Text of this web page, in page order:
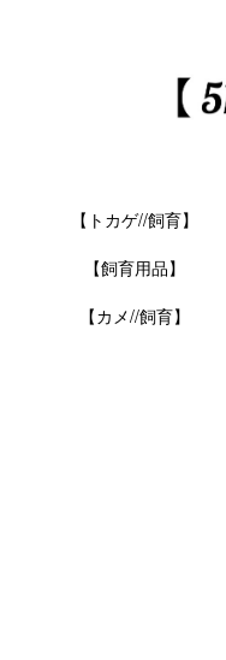
【トカゲ//飼育】
【飼育用品】
【カメ//飼育】